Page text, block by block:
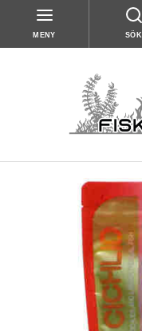
MENY SÖK